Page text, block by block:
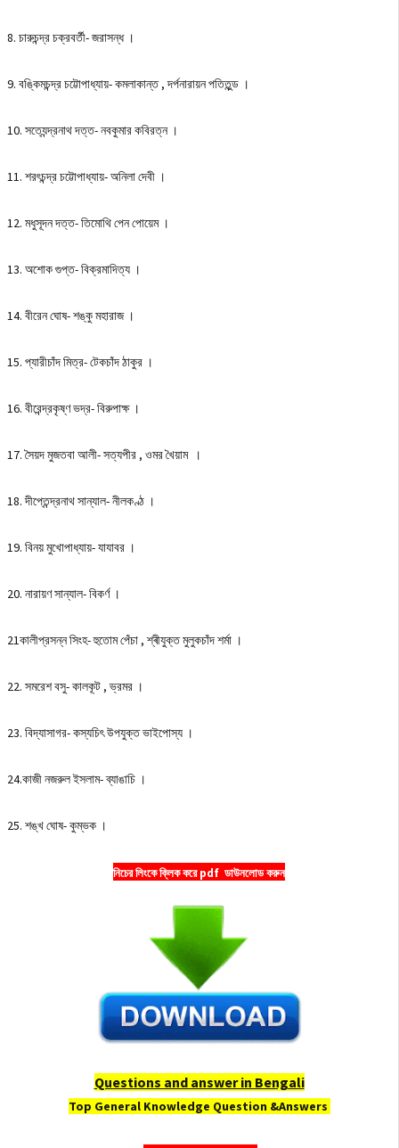
8. চারুচন্দ্র চক্রবর্তী- জরাসন্ধ ।
9. বঙ্কিমচন্দ্র চট্টোপাধ্যায়- কমলাকান্ত , দর্পনারায়ন পতিতুন্ড ।
10. সত্যেন্দ্রনাথ দত্ত- নবকুমার কবিরত্ন ।
11. শরৎচন্দ্র চট্টোপাধ্যায়- অনিলা দেবী ।
12. মধুসূদন দত্ত- তিমােথি পেন পােয়েম ।
13. অশােক গুপ্ত- বিক্রমাদিত্য ।
14. বীরেন ঘােষ- শঙ্কু মহারাজ ।
15. প্যারীচাঁদ মিত্র- টেকচাঁদ ঠাকুর ।
16. বীরেন্দ্রকৃষ্ণ ভদ্র- বিরুপাক্ষ ।
17. সৈয়দ মুজতবা আলী- সত্যপীর , ওমর খৈয়াম ।
18. দীপ্তেন্দ্রনাথ সান্যাল- নীলকণ্ঠ ।
19. বিনয় মুখােপাধ্যায়- যাযাবর ।
20. নারায়ণ সান্যাল- বিকর্ণ ।
21কালীপ্রসন্ন সিংহ- হুতােম পেঁচা , শ্ৰীযুক্ত মুলুকচাঁদ শর্মা ।
22. সমরেশ বসু- কালকূট , ভ্রমর ।
23. বিদ্যাসাগর- কস্যচিৎ উপযুক্ত ভাইপােস্য ।
24.কাজী নজরুল ইসলাম- ব্যাঙাচি ।
25. শঙ্খ ঘােষ- কুম্ভক ।
নিচের লিংকে ক্লিক করে pdf ডাউনলোড করুন
Questions and answer in Bengali
Top General Knowledge Question &Answers